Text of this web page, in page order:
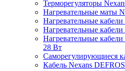
Терморегуляторы
Нагревательные маты
Нагревательные
Нагревательные
Нагревательные
28 Вт
Саморегулирующиеся
Кабель Nexans